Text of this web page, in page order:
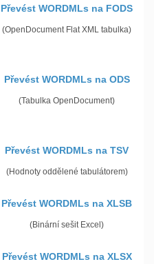
Převést WORDMLs na FODS
(OpenDocument Flat XML tabulka)
Převést WORDMLs na ODS
(Tabulka OpenDocument)
Převést WORDMLs na TSV
(Hodnoty oddělené tabulátorem)
Převést WORDMLs na XLSB
(Binární sešit Excel)
Převést WORDMLs na XLSX